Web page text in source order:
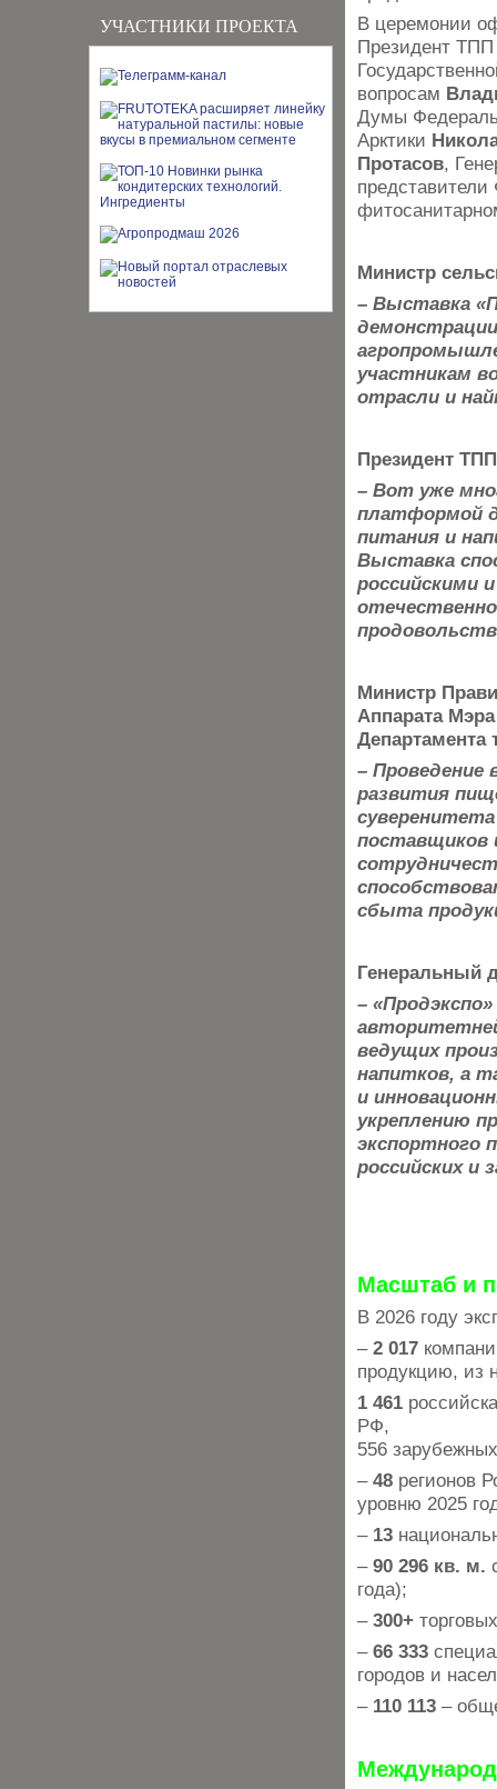
УЧАСТНИКИ ПРОЕКТА
В церемонии
Президент
вопросам
Думы
Арктики
Протасов,
Министр
– Выставка
участникам
отрасли и
Президент
– Вот уже
платформой
питания и
Выставка
российскими
Министр
Аппарата
Департамента
– Проведение
развития
поставщиков
сбыта
Генеральный
–
ведущих
напитков, а
и
укреплению
экспортного
российских и
Масштаб и
В 2026 году
– 2 017
продукцию, из
1 461
РФ,
556
–48 регионов
уровню 2025
– 13
–90 296 кв. м.
года);
– 300+
–66 333
городов и
– 110 113 –